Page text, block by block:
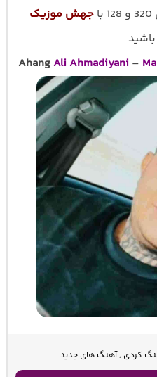
جهش موزیک
Ahang Ali Ahmadiyani –
کردی , آهنگ های جدید